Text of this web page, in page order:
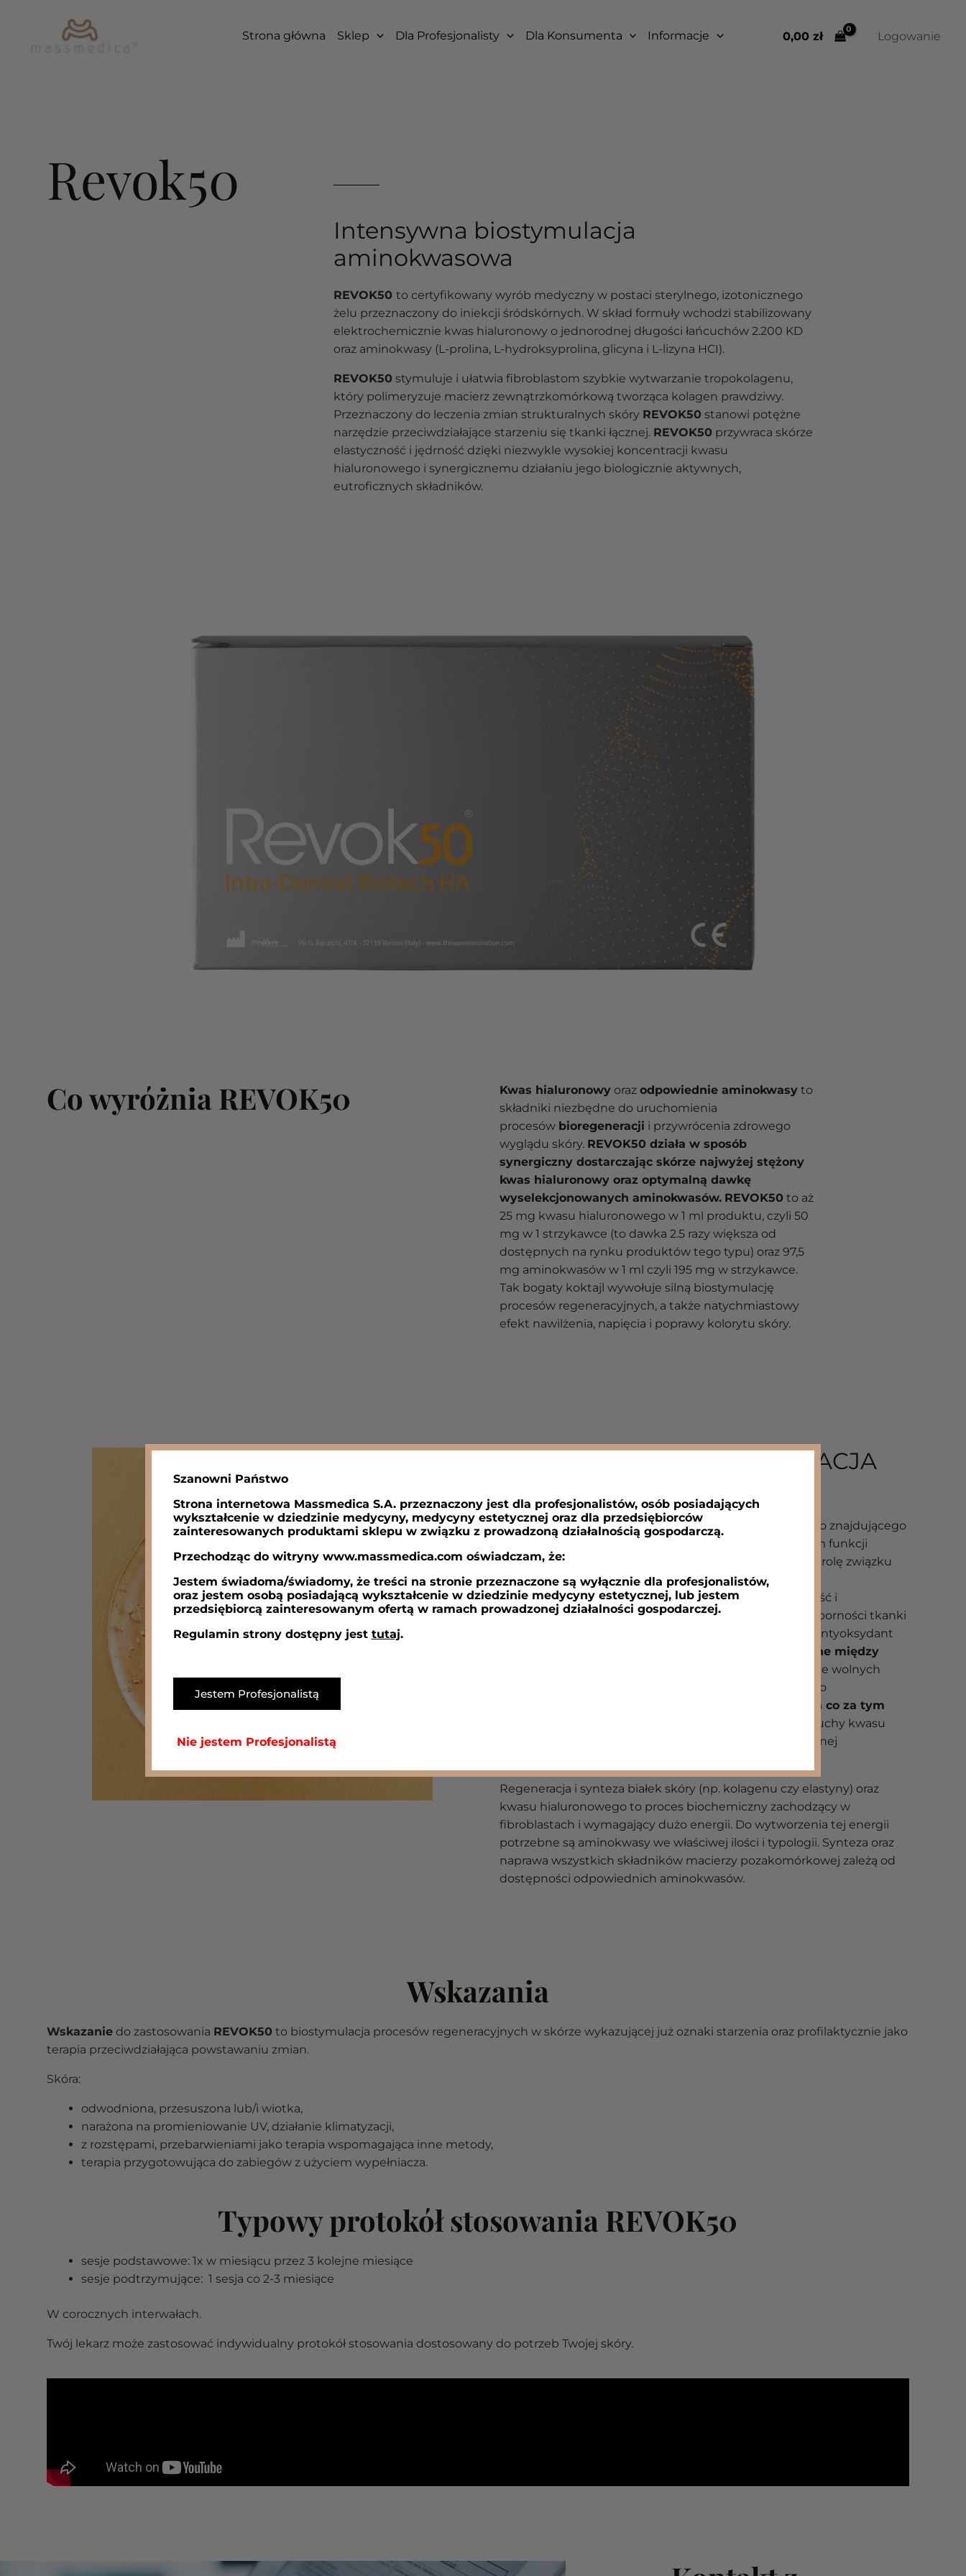
Strona główna Sklep Dla Profesjonalisty Dla Konsumenta Informacje 0,00 zł Logowanie
Revok50
Intensywna biostymulacja
aminokwasowa
REVOK50to certyfikowany wyrób medyczny w postaci sterylnego, izotonicznego
żelu przeznaczony do iniekcji śródskórnych. W skład formuły wchodzi stabilizowany
elektrochemicznie kwas hialuronowy o jednorodnej długości łańcuchów 2.200 KD
oraz aminokwasy (L-prolina, L-hydroksyprolina, glicyna i L-lizyna HCI).
REVOK50 stymuluje i ułatwia fibroblastom szybkie wytwarzanie tropokolagenu,
który polimeryzuje macierz zewnątrzkomórkową tworząca kolagen prawdziwy.
Przeznaczony do leczenia zmian strukturalnych skóry REVOK50 stanowi potężne
narzędzie przeciwdziałające starzeniu się tkanki łącznej. REVOK50 przywraca skórze
elastyczność i jędrność dzięki niezwykle wysokiej koncentracji kwasu
hialuronowego i synergicznemu działaniu jego biologicznie aktywnych,
eutroficznych składników.
Co wyróżnia REVOK50 Kwas hialuronowyoraz odpowiednie aminokwasyto
składniki niezbędne do uruchomienia
procesów bioregeneracji i przywrócenia zdrowego
wyglądu skóry. REVOK50 działa w sposób
synergiczny dostarczając skórze najwyżej stężony
kwas hialuronowy oraz optymalną dawkę
wyselekcjonowanych aminokwasów. REVOK50 to aż
25 mg kwasu hialuronowego w 1 ml produktu, czyli 50
mg w 1 strzykawce (to dawka 2.5 razy większa od
dostępnych na rynku produktów tego typu) oraz 97,5
mg aminokwasów w 1 ml czyli 195 mg w strzykawce.
Tak bogaty koktajl wywołuje silną biostymulację
procesów regeneracyjnych, a także natychmiastowy
efekt nawilżenia, napięcia i poprawy kolorytu skóry.
SYNERGICZNA BIOSTYMULACJA
Skóra zawiera około połowy całego kwasu hialuronowego znajdującego
się w ciele człowieka. Kwas hialuronowy, poza pełnieniem funkcji
macierzy, w której są zatopione komórki, odgrywa także rolę związku
wiążącego zatrzymującego wodę w przestrzeniach
międzykomórkowych, wpływając tym samym na objętość i
elastyczność skóry. Ta właściwość to również warunek oporności tkanki
na stres mechaniczny. Kwas hialuronowy to także silny antyoksydant
naprawia uszkodzenia spowodowane między
poprzez wyłapywanie wolnych
rodników. Prawidłowa ilość i jakość kwasu hialuronowego
właściwe nawilżenie oraz napięcie skóry, a co za tym
. Ponadto krótkie łańcuchy kwasu
hialuronowego powstające w procesie jego enzymatycznej
Regeneracja i synteza białek skóry (np. kolagenu czy elastyny) oraz
kwasu hialuronowego to proces biochemiczny zachodzący w
fibroblastach i wymagający dużo energii. Do wytworzenia tej energii
potrzebne są aminokwasy we właściwej ilości i typologii. Synteza oraz
naprawa wszystkich składników macierzy pozakomórkowej zależą od
dostępności odpowiednich aminokwasów.
Wskazania
Wskazaniedo zastosowania REVOK50 to biostymulacja procesów regeneracyjnych w skórze wykazującej już oznaki starzenia oraz profilaktycznie jako
terapia przeciwdziałająca powstawaniu zmian.
Skóra:
odwodniona, przesuszona lub/i wiotka,
narażona na promieniowanie UV, działanie klimatyzacji,
z rozstępami, przebarwieniami jako terapia wspomagająca inne metody,
terapia przygotowująca do zabiegów z użyciem wypełniacza.
Typowy protokół stosowania REVOK50
sesje podstawowe: 1x w miesiącu przez 3 kolejne miesiące
sesje podtrzymujące: 1 sesja co 2-3 miesiące
W corocznych interwałach.
Twój lekarz może zastosować indywidualny protokół stosowania dostosowany do potrzeb Twojej skóry.
Szanowni Państwo
Strona internetowa Massmedica S.A. przeznaczony jest dla profesjonalistów, osób posiadających
wykształcenie w dziedzinie medycyny, medycyny estetycznej oraz dla przedsiębiorców
zainteresowanych produktami sklepu w związku z prowadzoną działalnością gospodarczą.
Przechodząc do witryny www.massmedica.com oświadczam, że:
Jestem świadoma/świadomy, że treści na stronie przeznaczone są wyłącznie dla profesjonalistów,
oraz jestem osobą posiadającą wykształcenie w dziedzinie medycyny estetycznej, lub jestem
przedsiębiorcą zainteresowanym ofertą w ramach prowadzonej działalności gospodarczej.
Regulamin strony dostępny jest tutaj.
Jestem Profesjonalistą
Nie jestem Profesjonalistą